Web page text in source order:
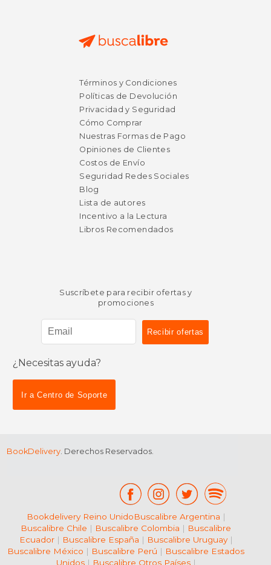
$ 26.56
$ 25.00
15%
dcto.
50%
Términos y Condiciones
Políticas de Devolución
Privacidad y Seguridad
Cómo Comprar
Nuestras Formas de Pago
Opiniones de Clientes
Costos de Envío
Seguridad Redes Sociales
Blog
Lista de autores
Incentivo a la Lectura
Libros Recomendados
Suscríbete para recibir ofertas y
promociones
¿Necesitas ayuda?
Ir a Centro de Soporte
BookDelivery. Derechos Reservados.
Bookdelivery Reino UnidoBuscalibre Argentina |
Buscalibre Chile | Buscalibre Colombia | Buscalibre
Ecuador| Buscalibre España | Buscalibre Uruguay|
Buscalibre México | Buscalibre Perú | Buscalibre Estados
Unidos| Buscalibre Otros Países|